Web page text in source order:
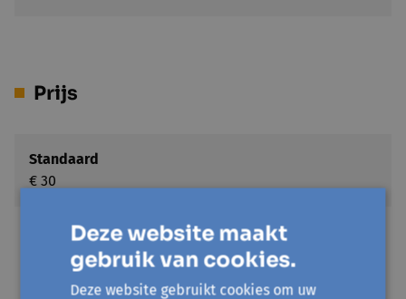
Prijs
Standaard
€ 30
Met korting
Wie heeft recht op de prijs met korting? * Mensen
Deze website maakt
gebruik van cookies.
Deze website gebruikt cookies om uw